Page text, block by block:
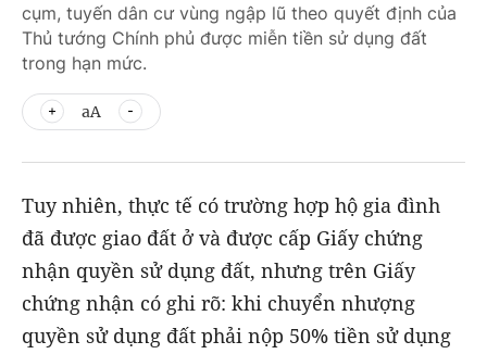
cụm, tuyến dân cư vùng ngập lũ theo quyết định của
Thủ tướng Chính phủ được miễn tiền sử dụng đất
trong hạn mức.
aA
Tuy nhiên, thực tế có trường hợp hộ gia đình
đã được giao đất ở và được cấp Giấy chứng
nhận quyền sử dụng đất, nhưng trên Giấy
chứng nhận có ghi rõ: khi chuyển nhượng
quyền sử dụng đất phải nộp 50% tiền sử dụng